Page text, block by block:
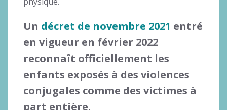
Un décret de novembre 2021 entré
en vigueur en février 2022
reconnaît officiellement les
enfants exposés à des violences
conjugales comme des victimes à
part entière.